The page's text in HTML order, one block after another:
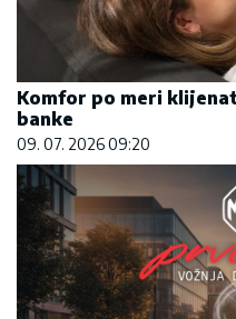
Komfor po meri
banke
09. 07. 2026 09:20